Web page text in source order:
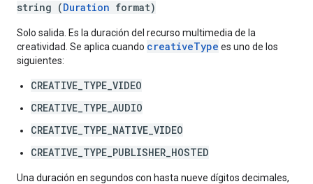
string (Duration format)
Solo salida. Es la duración del recurso multimedia de la
creatividad. Se aplica cuando creativeType es uno de los
siguientes:
CREATIVE_TYPE_VIDEO
CREATIVE_TYPE_AUDIO
CREATIVE_TYPE_NATIVE_VIDEO
CREATIVE_TYPE_PUBLISHER_HOSTED
Una duración en segundos con hasta nueve dígitos decimales,